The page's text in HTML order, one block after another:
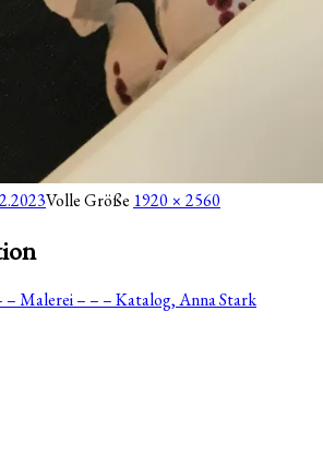
Volle Größe 1920 × 2560
– Malerei – – – Katalog, Anna Stark